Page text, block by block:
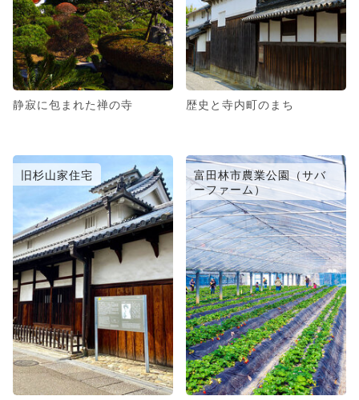
静寂に包まれた禅の寺 歴史と寺内町のまち
旧杉山家住宅
富田林市農業公園（サバ
ーファーム）